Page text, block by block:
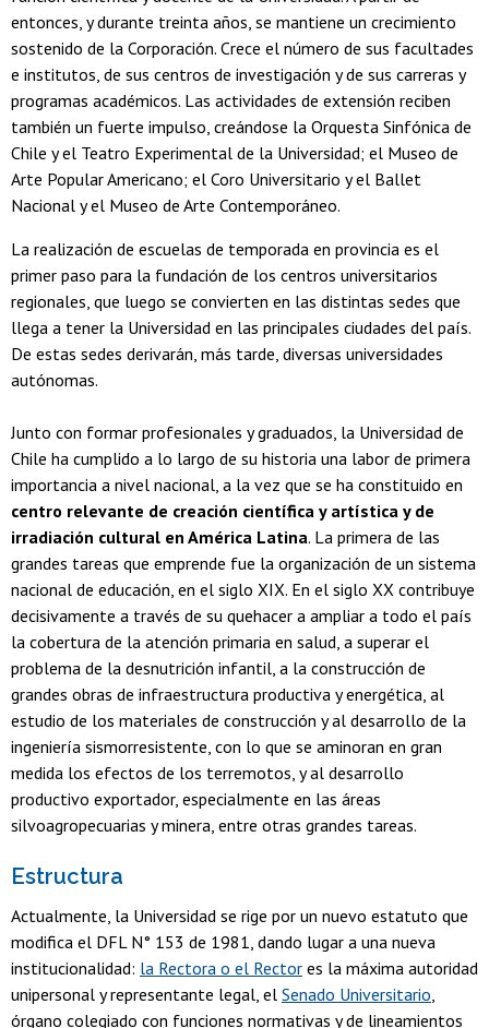
entonces, y durante treinta años, se mantiene un crecimiento
sostenido de la Corporación. Crece el número de sus facultades
e institutos, de sus centros de investigación y de sus carreras y
programas académicos. Las actividades de extensión reciben
también un fuerte impulso, creándose la Orquesta Sinfónica de
Chile y el Teatro Experimental de la Universidad; el Museo de
Arte Popular Americano; el Coro Universitario y el Ballet
Nacional y el Museo de Arte Contemporáneo.
La realización de escuelas de temporada en provincia es el
primer paso para la fundación de los centros universitarios
regionales, que luego se convierten en las distintas sedes que
llega a tener la Universidad en las principales ciudades del país.
De estas sedes derivarán, más tarde, diversas universidades
autónomas.
Junto con formar profesionales y graduados, la Universidad de
Chile ha cumplido a lo largo de su historia una labor de primera
importancia a nivel nacional, a la vez que se ha constituido en
centro relevante de creación científica y artística y de
irradiación cultural en América Latina. La primera de las
grandes tareas que emprende fue la organización de un sistema
nacional de educación, en el siglo XIX. En el siglo XX contribuye
decisivamente a través de su quehacer a ampliar a todo el país
la cobertura de la atención primaria en salud, a superar el
problema de la desnutrición infantil, a la construcción de
grandes obras de infraestructura productiva y energética, al
estudio de los materiales de construcción y al desarrollo de la
ingeniería sismorresistente, con lo que se aminoran en gran
medida los efectos de los terremotos, y al desarrollo
productivo exportador, especialmente en las áreas
silvoagropecuarias y minera, entre otras grandes tareas.
Estructura
Actualmente, la Universidad se rige por un nuevo estatuto que
modifica el DFL N° 153 de 1981, dando lugar a una nueva
institucionalidad: la Rectora o el Rector es la máxima autoridad
unipersonal y representante legal, el Senado Universitario
órgano colegiado con funciones normativas y de lineamientos